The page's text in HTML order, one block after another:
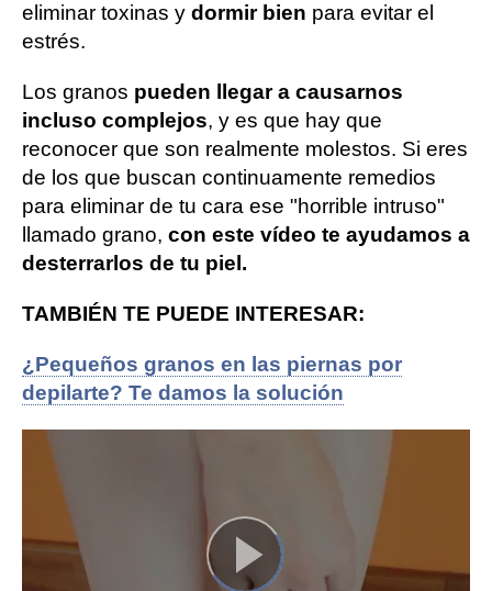
eliminar toxinas y dormir bien para evitar el
estrés.
Los granos pueden llegar a causarnos
incluso complejos, y es que hay que
reconocer que son realmente molestos. Si eres
de los que buscan continuamente remedios
para eliminar de tu cara ese "horrible intruso"
llamado grano, con este vídeo te ayudamos a
desterrarlos de tu piel.
TAMBIÉN TE PUEDE INTERESAR:
¿Pequeños granos en las piernas por
depilarte? Te damos la solución